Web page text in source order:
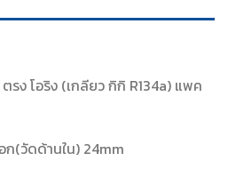
ง โอริง (เกลียว กิกิ R134a) แพค
(วัดด้านใน) 24mm